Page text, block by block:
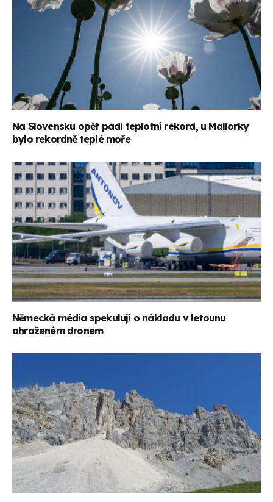
Na Slovensku opět padl teplotní rekord, u Mallorky
bylo rekordně teplé moře
Německá média spekulují o nákladu v letounu
ohroženém dronem